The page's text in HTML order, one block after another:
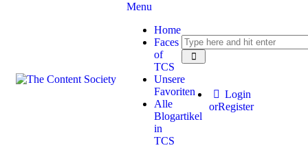
Menu
Home
Faces
of
TCS
Unsere
Favoriten
Alle
Blogartikel
in
TCS
Login
orRegister